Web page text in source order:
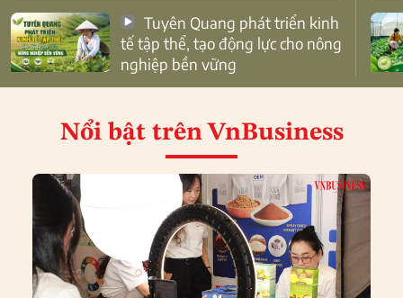
tế tập thể, tạo động lực cho nông
nghiệp bền vững
Nổi bật trên VnBusiness